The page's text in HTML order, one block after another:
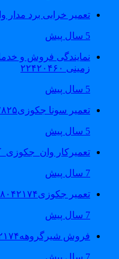
تعمیر خرابی برد مدار
نمایندگی فروش و خدمات
زمینی ۲۲۴۲۰۴۶۰
تعمیر سونا جکوزی۰۹۱۲۱۵۰۷۸۲۵#| Sauna | Jacuzzi
تعمیرکار
تعمیر جکوزی۸۸۰۴۲۱۷۴_فروش وان جکوزی
فروش شیرگروهه۸۸۰۴۲۱۷۴_تعمیر شیرگروهه